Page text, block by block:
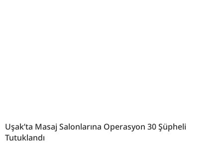
Uşak’ta Masaj Salonlarına Operasyon 30 Şüpheli
Tutuklandı